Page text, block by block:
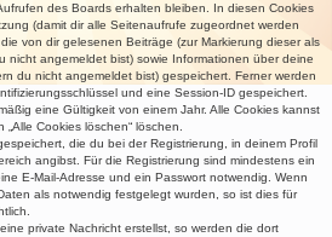
des Boards erhalten bleiben. In diesen Cookies
(damit dir alle Seitenaufrufe zugeordnet werden
von dir gelesenen Beiträge (zur Markierung dieser als
nicht angemeldet bist) sowie Informationen über deine
du nicht angemeldet bist) gespeichert. Ferner werden
und eine Session-ID gespeichert.
eine Gültigkeit von einem Jahr. Alle Cookies kannst
Cookies löschen“ löschen.
die du bei der Registrierung, in deinem Profil
angibst. Für die Registrierung sind mindestens ein
E-Mail-Adresse und ein Passwort notwendig. Wenn
als notwendig festgelegt wurden, so ist dies für
private Nachricht erstellst, so werden die dort